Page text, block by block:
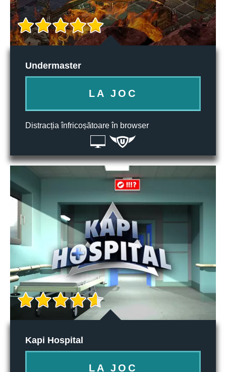
Undermaster
LA JOC
Distracția înfricoșătoare în browser
Kapi Hospital
LA JOC